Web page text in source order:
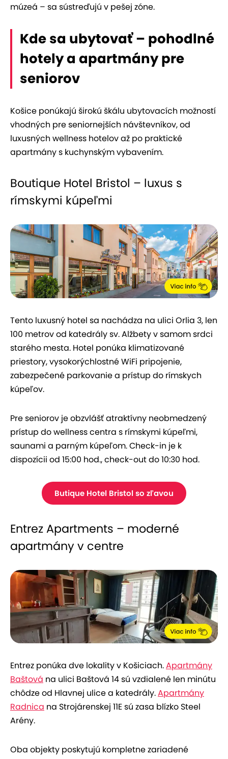
múzeá – sa sústreďujú v pešej zóne.
Kde sa ubytovať – pohodlné
hotely a apartmány pre
seniorov
Košice ponúkajú širokú škálu ubytovacích možností
vhodných pre seniornejších návštevníkov, od
luxusných wellness hotelov až po praktické
apartmány s kuchynským vybavením.
Boutique Hotel Bristol – luxus s
rímskymi kúpeľmi
Tento luxusný hotel sa nachádza na ulici Orlia 3, len
100 metrov od katedrály sv. Alžbety v samom srdci
starého mesta. Hotel ponúka klimatizované
priestory, vysokorýchlostné WiFi pripojenie,
zabezpečené parkovanie a prístup do rímskych
kúpeľov.
Pre seniorov je obzvlášť atraktívny neobmedzený
prístup do wellness centra s rímskymi kúpeľmi,
saunami a parným kúpeľom. Check-in je k
dispozícii od 15:00 hod., check-out do 10:30 hod.
Butique Hotel Bristol so zľavou
Entrez Apartments – moderné
apartmány v centre
Entrez ponúka dve lokality v Košiciach.Apartmány
Baštová na ulici Baštová 14 sú vzdialené len minútu
chôdze od Hlavnej ulice a katedrály.Apartmány
Radnica na Strojárenskej 11E sú zasa blízko Steel
Arény.
Oba objekty poskytujú kompletne zariadené